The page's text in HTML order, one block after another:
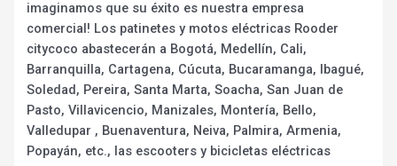
imaginamos que su éxito es nuestra empresa
comercial! Los patinetes y motos eléctricas Rooder
citycoco abastecerán a Bogotá, Medellín, Cali,
Barranquilla, Cartagena, Cúcuta, Bucaramanga, Ibagué,
Soledad, Pereira, Santa Marta, Soacha, San Juan de
Pasto, Villavicencio, Manizales, Montería, Bello,
Valledupar , Buenaventura, Neiva, Palmira, Armenia,
Popayán, etc., las escooters y bicicletas eléctricas